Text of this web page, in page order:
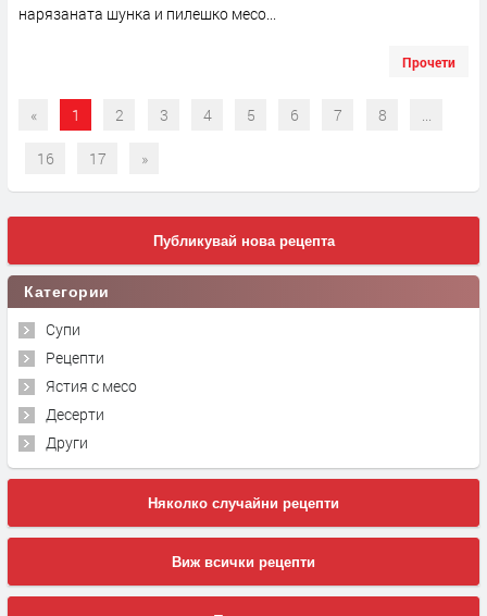
нарязаната шунка и пилешко месо...
Прочети
« 1 2 3 4 5 6 7 8 ...
16 17 »
Публикувай нова рецепта
Категории
Супи
Рецепти
Ястия с месо
Десерти
Други
Няколко случайни рецепти
Виж всички рецепти